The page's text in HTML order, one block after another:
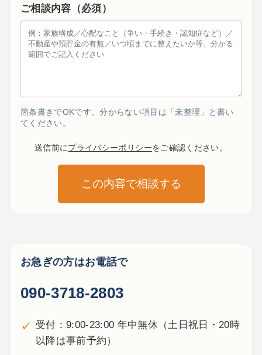
ご相談内容（必須）
箇条書きでOKです。分からない項目は「未整理」と書い
てください。
送信前にプライバシーポリシーをご確認ください。
この内容で相談する
お急ぎの方はお電話で
090-3718-2803
受付：9:00-23:00 年中無休（土日祝日・20時
以降は事前予約）